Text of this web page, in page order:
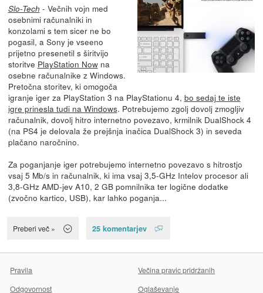
Slo-Tech - Večnih vojn med
osebnimi računalniki in
konzolami s tem sicer ne bo
pogasil, a Sony je vseeno
prijetno presenetil s širitvijo
storitve PlayStation Nowna
osebne računalnike z Windows.
Pretočna storitev, ki omogoča
igranje iger za PlayStation 3 na PlayStationu 4, bo sedaj te iste
igre prinesla tudi na Windows. Potrebujemo zgolj dovolj zmogljiv
računalnik, dovolj hitro internetno povezavo, krmilnik DualShock 4
(na PS4 je delovala že prejšnja inačica DualShock 3) in seveda
plačano naročnino.
Za poganjanje iger potrebujemo internetno povezavo s hitrostjo
vsaj 5 Mb/s in računalnik, ki ima vsaj 3,5-GHz Intelov procesor ali
3,8-GHz AMD-jev A10, 2 GB pomnilnika ter logične dodatke
(zvočno kartico, USB), kar lahko poganja...
Preberi več » 25 komentarjev
Pravila
Večina pravic pridržanih
Odgovornost
Oglaševanje